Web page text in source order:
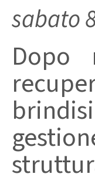
sabato